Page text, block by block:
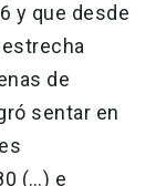
y que desde
de
sentar en
(…) e